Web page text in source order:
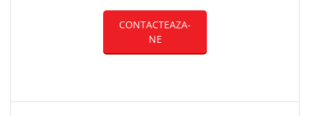
CONTACTEAZA-
NE